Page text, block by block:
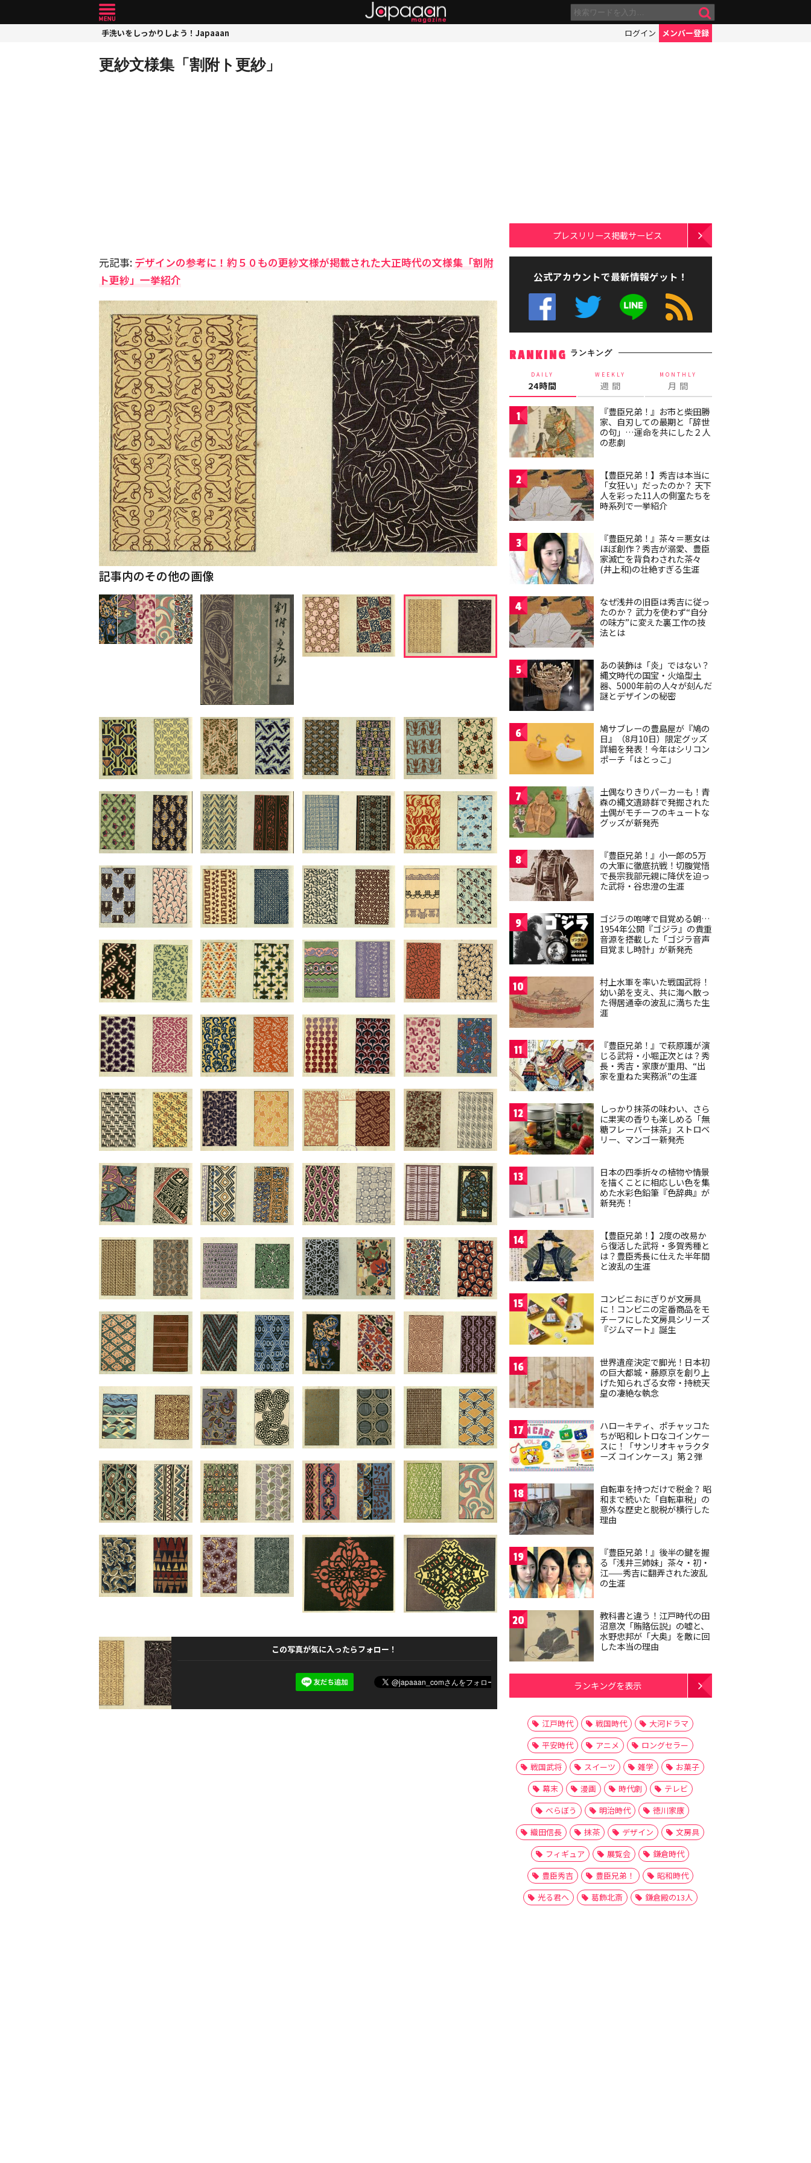
手洗いをしっかりしよう！Japaaan ログイン メンバー登録
更紗文様集「割附ト更紗」
元記事: デザインの参考に！約５０もの更紗文様が掲載された大正時代の文様集「割附
ト更紗」一挙紹介
記事内のその他の画像
この写真が気に入ったらフォロー！
プレスリリース掲載サービス
公式アカウントで最新情報ゲット！
RANKING ランキング
DAILY
24時間
WEEKLY
週 間
MONTHLY
月 間
1
『豊臣兄弟！』お市と柴田勝
家、自刃しての最期と「辞世
の句」…運命を共にした２人
の悲劇
2
【豊臣兄弟！】秀吉は本当に
「女狂い」だったのか？ 天下
人を彩った11人の側室たちを
時系列で一挙紹介
3
『豊臣兄弟！』茶々＝悪女は
ほぼ創作？秀吉が溺愛、豊臣
家滅亡を背負わされた茶々
(井上和)の壮絶すぎる生涯
4
なぜ浅井の旧臣は秀吉に従っ
たのか？ 武力を使わず“自分
の味方”に変えた裏工作の技
法とは
5
あの装飾は「炎」ではない？
縄文時代の国宝・火焔型土
器、5000年前の人々が刻んだ
謎とデザインの秘密
6
鳩サブレーの豊島屋が『鳩の
日』（8月10日）限定グッズ
詳細を発表！今年はシリコン
ポーチ「はとっこ」
7
土偶なりきりパーカーも！青
森の縄文遺跡群で発掘された
土偶がモチーフのキュートな
グッズが新発売
8
『豊臣兄弟！』小一郎の5万
の大軍に徹底抗戦！切腹覚悟
で長宗我部元親に降伏を迫っ
た武将・谷忠澄の生涯
9
ゴジラの咆哮で目覚める朝…
1954年公開『ゴジラ』の貴重
音源を搭載した「ゴジラ音声
目覚まし時計」が新発売
10
村上水軍を率いた戦国武将！
幼い弟を支え、共に海へ散っ
た得居通幸の波乱に満ちた生
涯
11
『豊臣兄弟！』で萩原護が演
じる武将・小堀正次とは？秀
長・秀吉・家康が重用、“出
家を重ねた実務派”の生涯
12
しっかり抹茶の味わい、さら
に果実の香りも楽しめる「無
糖フレーバー抹茶」ストロベ
リー、マンゴー新発売
13
日本の四季折々の植物や情景
を描くことに相応しい色を集
めた水彩色鉛筆『色辞典』が
新発売！
14
【豊臣兄弟！】2度の改易か
ら復活した武将・多賀秀種と
は？豊臣秀長に仕えた半年間
と波乱の生涯
15
コンビニおにぎりが文房具
に！コンビニの定番商品をモ
チーフにした文房具シリーズ
『ジムマート』誕生
16
世界遺産決定で脚光！日本初
の巨大都城・藤原京を創り上
げた知られざる女帝・持統天
皇の凄絶な執念
17
ハローキティ、ポチャッコた
ちが昭和レトロなコインケー
スに！「サンリオキャラクタ
ーズ コインケース」第２弾
18
自転車を持つだけで税金？ 昭
和まで続いた「自転車税」の
意外な歴史と脱税が横行した
理由
19
『豊臣兄弟！』後半の鍵を握
る「浅井三姉妹」茶々・初・
江——秀吉に翻弄された波乱
の生涯
20
教科書と違う！江戸時代の田
沼意次「賄賂伝説」の嘘と、
水野忠邦が「大奥」を敵に回
した本当の理由
ランキングを表示
江戸時代 戦国時代
大河ドラマ
平安時代
アニメ
ロングセラー
戦国武将
スイーツ 雑学
お菓子
幕末
漫画 時代劇
テレビ
べらぼう
明治時代
徳川家康
織田信長
抹茶 デザイン
文房具
フィギュア
展覧会
鎌倉時代
豊臣秀吉
豊臣兄弟！
昭和時代
光る君へ
葛飾北斎 鎌倉殿の13人